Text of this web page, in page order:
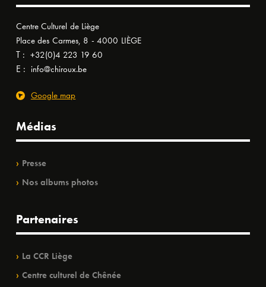
Centre Culturel de Liège
Place des Carmes, 8 - 4000 LIÈGE
T : +32(0)4 223 19 60
E : info@chiroux.be
Google map
Médias
Presse
Nos albums photos
Partenaires
La CCR Liège
Centre culturel de Chênée